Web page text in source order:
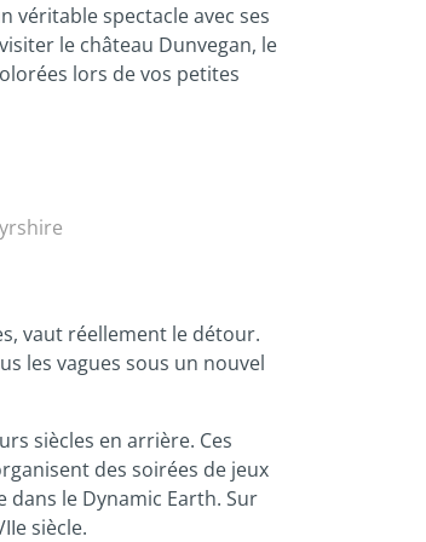
véritable spectacle avec ses
le château Dunvegan, le
lors de vos petites
vaut réellement le détour.
les vagues sous un nouvel
siècles en arrière. Ces
des soirées de jeux
le Dynamic Earth. Sur
siècle.